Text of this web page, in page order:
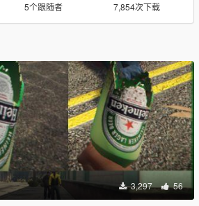
5个跟随者 7,854次下载
3,297 56